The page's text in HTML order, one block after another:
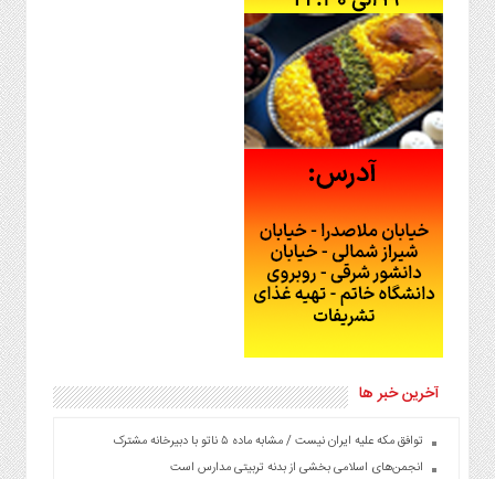
آخرین خبر ها
توافق مکه علیه ایران نیست / مشابه ماده ۵ ناتو با دبیرخانه مشترک
انجمن‌های اسلامی بخشی از بدنه تربیتی مدارس است